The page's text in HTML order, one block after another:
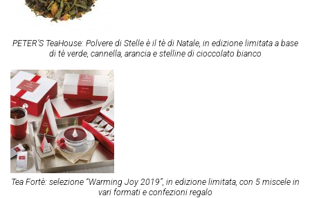
PETER’S TeaHouse: Polvere di Stelle è il tè di Natale, in edizione limitata a base
di tè verde, cannella, arancia e stelline di cioccolato bianco
Tea Fortè: selezione “Warming Joy 2019”, in edizione limitata, con 5 miscele in
vari formati e confezioni regalo